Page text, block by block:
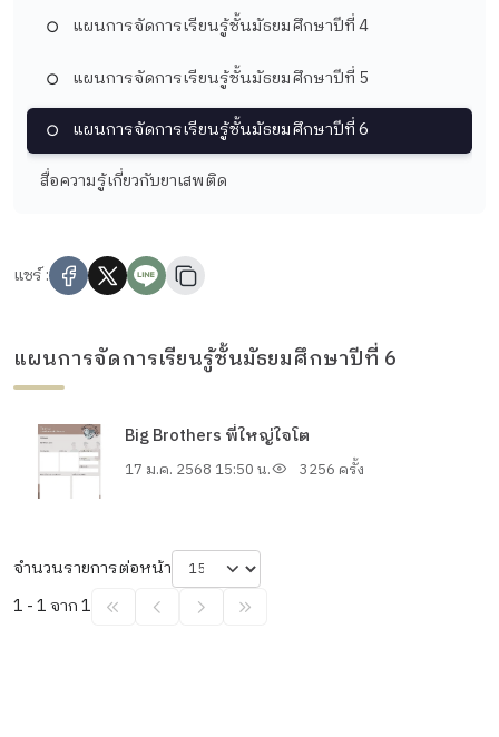
แผนการจัดการเรียนรู้ชั้นมัธยมศึกษาปีที่ 4
แผนการจัดการเรียนรู้ชั้นมัธยมศึกษาปีที่ 5
แผนการจัดการเรียนรู้ชั้นมัธยมศึกษาปีที่ 6
สื่อความรู้เกี่ยวกับยาเสพติด
แชร์ :
แผนการจัดการเรียนรู้ชั้นมัธยมศึกษาปีที่ 6
Big Brothers พี่ใหญ่ใจโต
17 ม.ค. 2568 15:50 น. 3256 ครั้ง
จำนวนรายการต่อหน้า
1 - 1 จาก 1